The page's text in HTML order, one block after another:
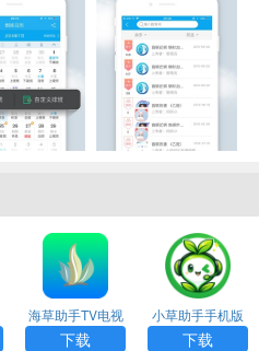
海草助手TV电视
版下载
下载
小草助手手机版
官网下载
下载